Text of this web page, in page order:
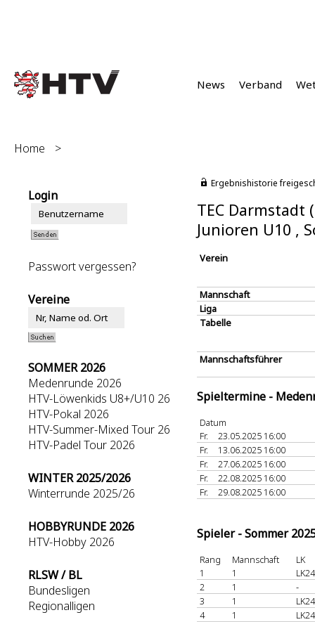
News Verband
Home >
Login
Passwort vergessen?
Vereine
SOMMER 2026
Medenrunde 2026
HTV-Löwenkids U8+/U10 26
HTV-Pokal 2026
HTV-Summer-Mixed Tour 26
HTV-Padel Tour 2026
WINTER 2025/2026
Winterrunde 2025/26
HOBBYRUNDE 2026
HTV-Hobby 2026
RLSW / BL
Bundesligen
Regionalligen
Ergebnishistorie
TEC Darmstadt
Junioren U10 ,
Verein
Mannschaft
Liga
Tabelle
Mannschaftsführer
Spieltermine -
Datum
Fr.
23.05.2025 16:00
Fr.
13.06.2025 16:00
Fr.
27.06.2025 16:00
Fr.
22.08.2025 16:00
Fr.
29.08.2025 16:00
Spieler - Sommer
Rang Mannschaft
LK
1
1
2
1
-
3
1
4
1